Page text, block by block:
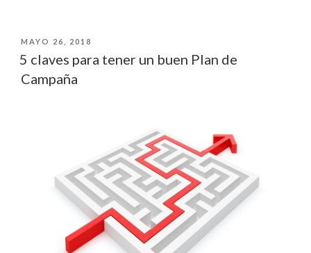
PUBLICADO
MAYO 26, 2018
5 claves para tener un buen Plan de
Campaña